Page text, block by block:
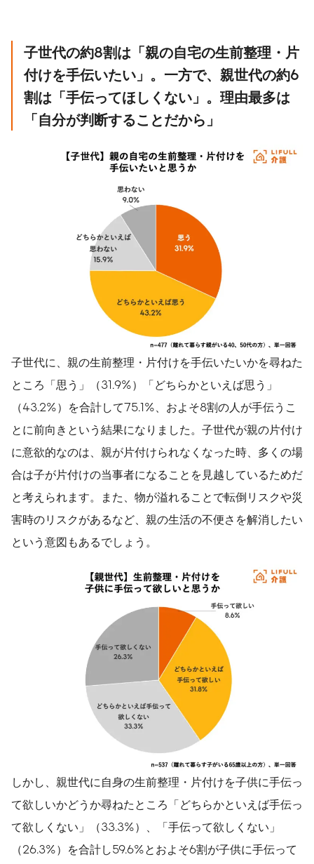
子世代の約8割は「親の自宅の生前整理・片
付けを手伝いたい」。一方で、親世代の約6
割は「手伝ってほしくない」。理由最多は
「自分が判断することだから」
子世代に、親の生前整理・片付けを手伝いたいかを尋ねた
ところ「思う」（31.9%）「どちらかといえば思う」
（43.2%）を合計して75.1%、およそ8割の人が手伝うこ
とに前向きという結果になりました。子世代が親の片付け
に意欲的なのは、親が片付けられなくなった時、多くの場
合は子が片付けの当事者になることを見越しているためだ
と考えられます。また、物が溢れることで転倒リスクや災
害時のリスクがあるなど、親の生活の不便さを解消したい
という意図もあるでしょう。
しかし、親世代に自身の生前整理・片付けを子供に手伝っ
て欲しいかどうか尋ねたところ「どちらかといえば手伝っ
て欲しくない」（33.3%）、「手伝って欲しくない」
（26.3%）を合計し59.6%とおよそ6割が子供に手伝って